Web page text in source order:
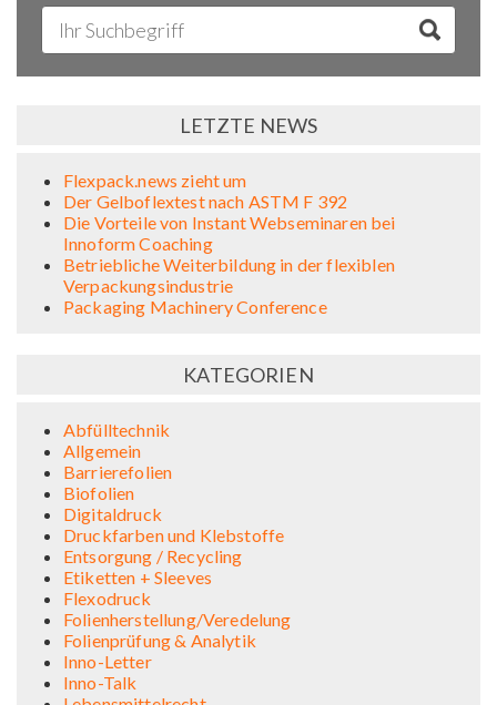
LETZTE NEWS
Flexpack.news zieht um
Der Gelboflextest nach ASTM F 392
Die Vorteile von Instant Webseminaren bei
Innoform Coaching
Betriebliche Weiterbildung in der flexiblen
Verpackungsindustrie
Packaging Machinery Conference
KATEGORIEN
Abfülltechnik
Allgemein
Barrierefolien
Biofolien
Digitaldruck
Druckfarben und Klebstoffe
Entsorgung / Recycling
Etiketten + Sleeves
Flexodruck
Folienherstellung/Veredelung
Folienprüfung & Analytik
Inno-Letter
Inno-Talk